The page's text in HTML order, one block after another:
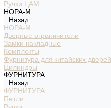
Ручки ЦАМ
НОРА-М
Назад
НОРА-М
Дверные ограничители
Замки накладные
Комплекты
Фурнитура для китайских дверей
Цилиндры
ФУРНИТУРА
Назад
ФУРНИТУРА
Петли